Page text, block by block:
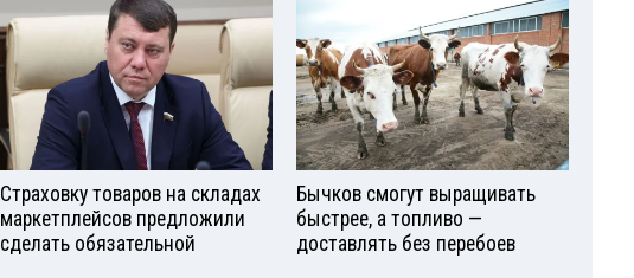
Страховку товаров на складах
маркетплейсов предложили
сделать обязательной
Бычков смогут выращивать
быстрее, а топливо —
доставлять без перебоев